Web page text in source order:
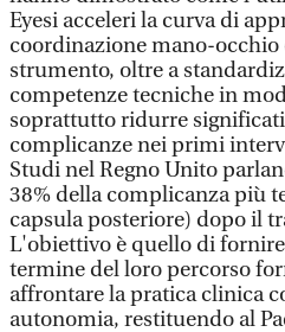
Eyesi acceleri la curva di
coordinazione mano-occhio
strumento, oltre a
competenze tecniche in
soprattutto ridurre
complicanze nei primi
Studi nel Regno Unito
38% della complicanza più
capsula posteriore) dopo il
L'obiettivo è quello di
termine del loro percorso
affrontare la pratica clinica
autonomia, restituendo al